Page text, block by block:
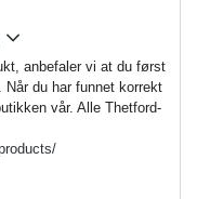
anbefaler vi at du først
du har funnet korrekt
vår. Alle Thetford-